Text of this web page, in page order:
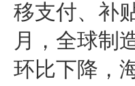
移支付、补
月，全球制
环比下降，